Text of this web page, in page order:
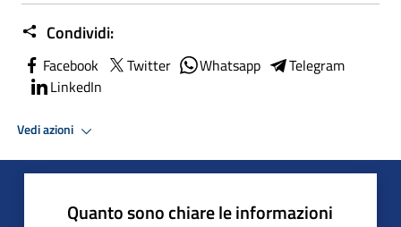
Condividi:
Facebook Twitter Whatsapp
Telegram
LinkedIn
Vedi azioni
Quanto sono chiare le informazioni